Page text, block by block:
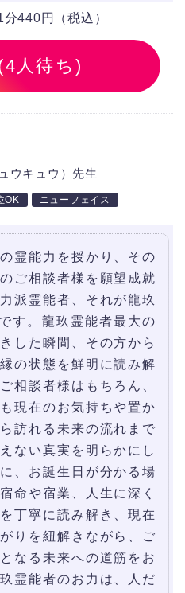
440円（税込）
人待ち)
ュウキュウ）先生
OK ニューフェイス
霊能力を授かり、その
ご相談者様を願望成就
派霊能者、それが龍玖
す。龍玖霊能者最大の
した瞬間、その方から
の状態を鮮明に読み解
相談者様はもちろん、
現在のお気持ちや置か
訪れる未来の流れまで
ない真実を明らかにし
、お誕生日が分かる場
命や宿業、人生に深く
丁寧に読み解き、現在
りを紐解きながら、ご
なる未来への道筋をお
霊能者のお力は、人だ